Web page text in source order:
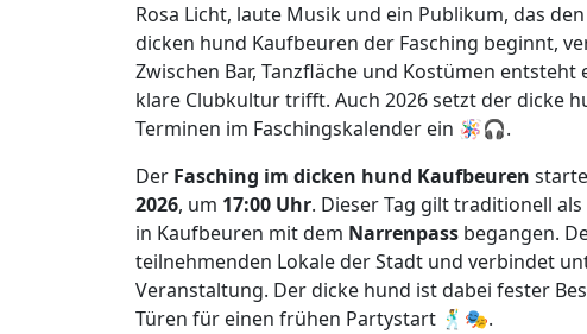
Rosa Licht, laute Musik und ein Publikum, das
dicken hund Kaufbeuren der Fasching beginnt,
Zwischen Bar, Tanzfläche und Kostümen
klare Clubkultur trifft. Auch 2026 setzt der dicke
Terminen im Faschingskalender ein 🪅🎧.
Der Fasching im dicken hund Kaufbeuren
2026, um 17:00 Uhr. Dieser Tag gilt traditionell
in Kaufbeuren mit dem Narrenpass begangen.
teilnehmenden Lokale der Stadt und verbindet
Veranstaltung. Der dicke hund ist dabei fester
Türen für einen frühen Partystart 🕺🎭.